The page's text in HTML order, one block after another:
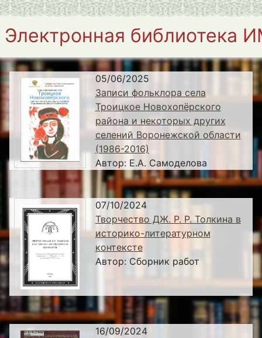
Электронная библиотека
05/06/2025
Записи фольклора села
Троицкое Новохопёрского
района и некоторых других
селений Воронежской области
(1986-2016)
Автор: Е.А. Самоделова
07/10/2024
Творчество ДЖ. Р. Р. Толкина в
историко-литературном
контексте
Автор: Сборник работ
16/09/2024